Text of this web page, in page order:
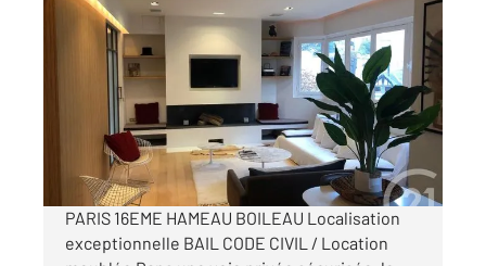
PARIS 75016
113,54 m , 4 pièces
Ref : 10233
Appartement F4 à louer
3 995 €
par mois charges comprises
PARIS 16EME HAMEAU BOILEAU Localisation
exceptionnelle BAIL CODE CIVIL / Location